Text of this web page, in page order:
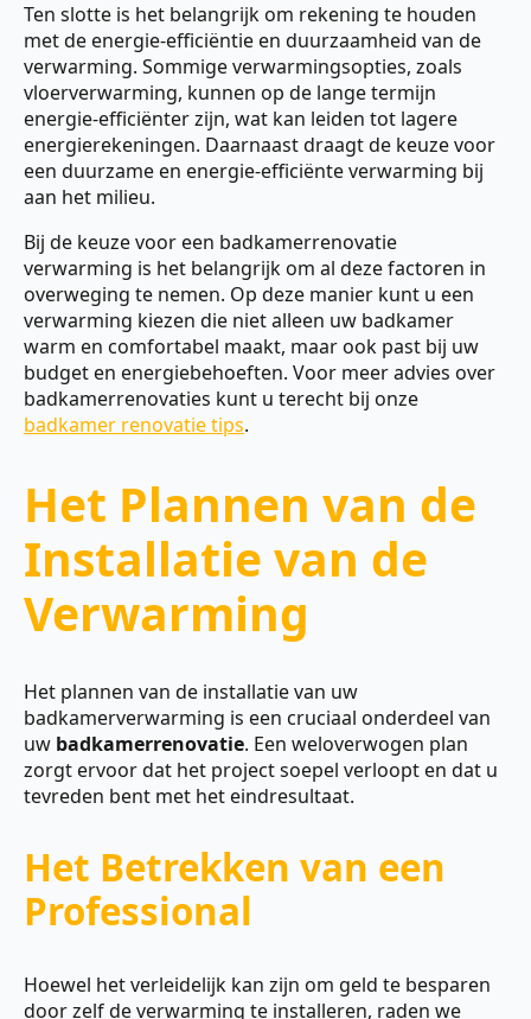
Ten slotte is het belangrijk om rekening te houden
met de energie-efficiëntie en duurzaamheid van de
verwarming. Sommige verwarmingsopties, zoals
vloerverwarming, kunnen op de lange termijn
energie-efficiënter zijn, wat kan leiden tot lagere
energierekeningen. Daarnaast draagt de keuze voor
een duurzame en energie-efficiënte verwarming bij
aan het milieu.
Bij de keuze voor een badkamerrenovatie
verwarming is het belangrijk om al deze factoren in
overweging te nemen. Op deze manier kunt u een
verwarming kiezen die niet alleen uw badkamer
warm en comfortabel maakt, maar ook past bij uw
budget en energiebehoeften. Voor meer advies over
badkamerrenovaties kunt u terecht bij onze
badkamer renovatie tips.
Het Plannen van de
Installatie van de
Verwarming
Het plannen van de installatie van uw
badkamerverwarming is een cruciaal onderdeel van
uw badkamerrenovatie. Een weloverwogen plan
zorgt ervoor dat het project soepel verloopt en dat u
tevreden bent met het eindresultaat.
Het Betrekken van een
Professional
Hoewel het verleidelijk kan zijn om geld te besparen
door zelf de verwarming te installeren, raden we